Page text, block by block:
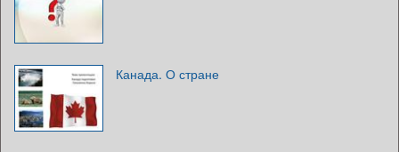
Канада. О стране